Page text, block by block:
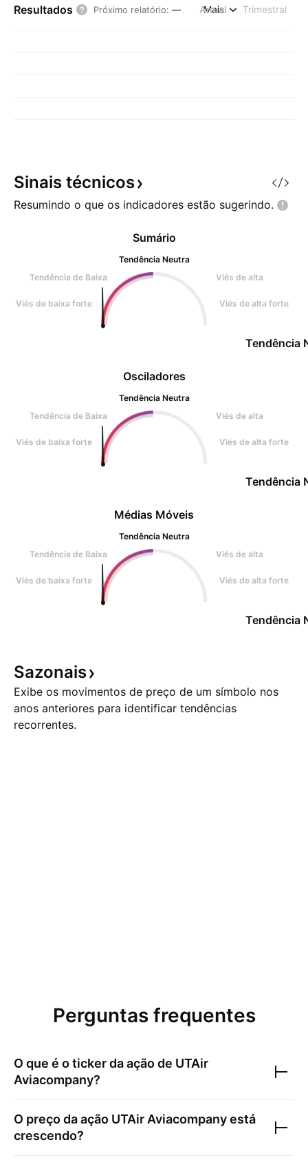
Resultados Próximo relatório: — Anual Trimestral
Mais
Sinais técnicos
Resumindo o que os indicadores estão sugerindo.
Osciladores
Tendência Neutra
Tendência de Baixa
Viés de alta
Viés de baixa forte Viés de alta forte
Tendência
Sumário
Tendência Neutra
Tendência de Baixa
Viés de alta
Viés de baixa forte Viés de alta forte
Tendência
Médias Móveis
Tendência Neutra
Tendência de Baixa
Viés de alta
Viés de baixa forte Viés de alta forte
Tendência
Sazonais
Exibe os movimentos de preço de um símbolo nos
anos anteriores para identificar tendências
recorrentes.
Perguntas frequentes
O que é o ticker da ação de UTAir
Aviacompany?
O preço da ação UTAir Aviacompanyestá
crescendo?